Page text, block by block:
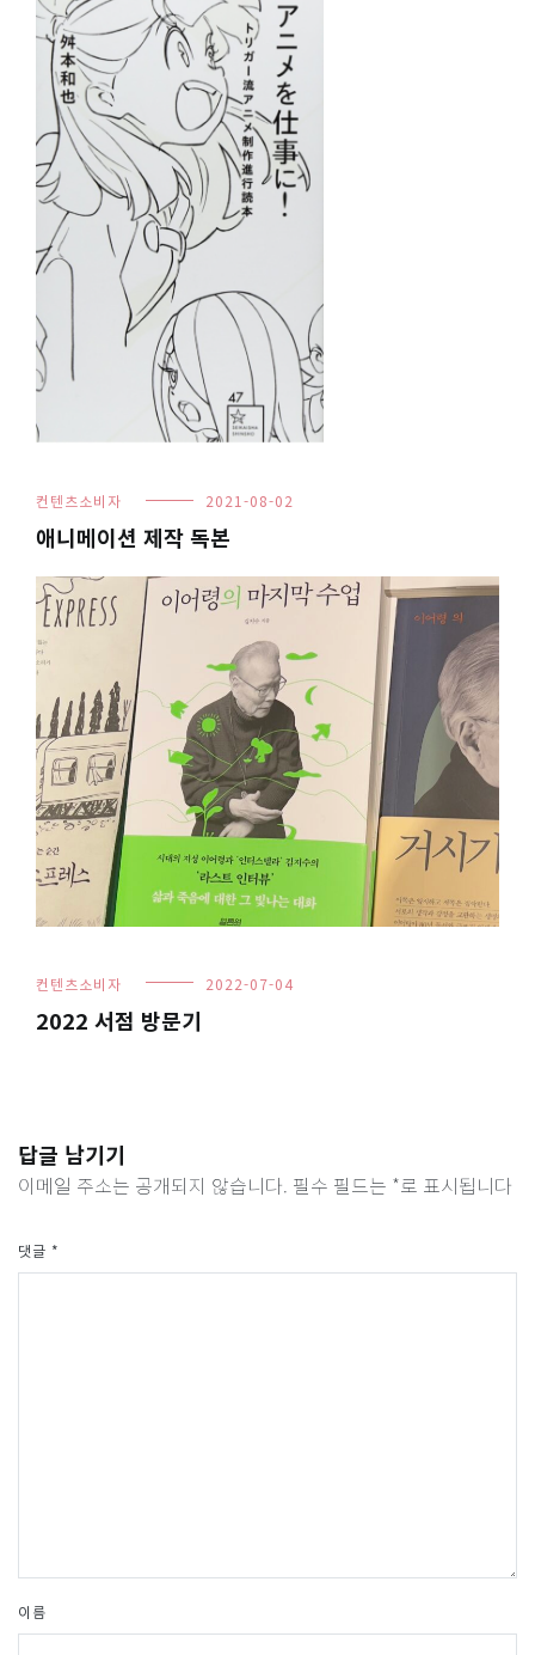
컨텐츠소비자 2021-08-02
애니메이션 제작 독본
컨텐츠소비자 2022-07-04
2022 서점 방문기
답글 남기기
이메일 주소는 공개되지 않습니다. 필수 필드는 *로 표시됩니다
댓글 *
이름